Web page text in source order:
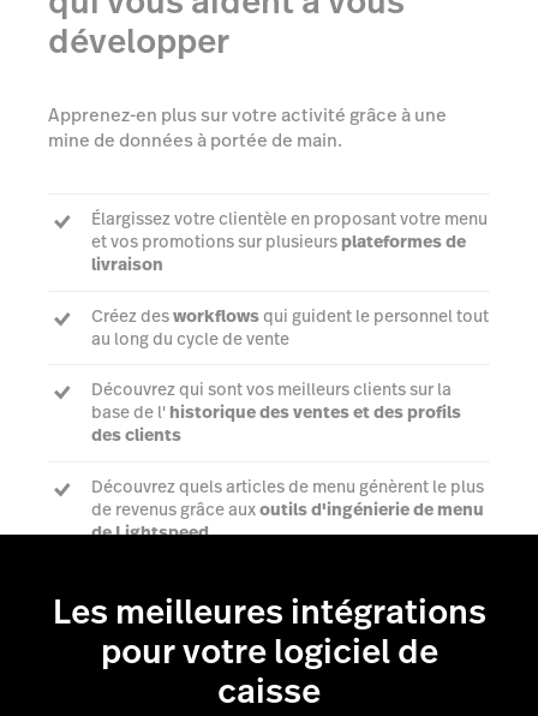
développer
Apprenez-en plus sur votre activité grâce à une
mine de données à portée de main.
Élargissez votre clientèle en proposant votre menu
et vos promotions sur plusieurs plateformes de
livraison
Créez desworkflowsqui guident le personnel tout
au long du cycle de vente
Découvrez qui sont vos meilleurs clients sur la
base de l' historique des ventes et des profils
des clients
Découvrez quels articles de menu génèrent le plus
de revenus grâce auxoutils d'ingénierie de menu
de Lightspeed
Parler à un expert
Les meilleures intégrations
pour votre logiciel de
caisse